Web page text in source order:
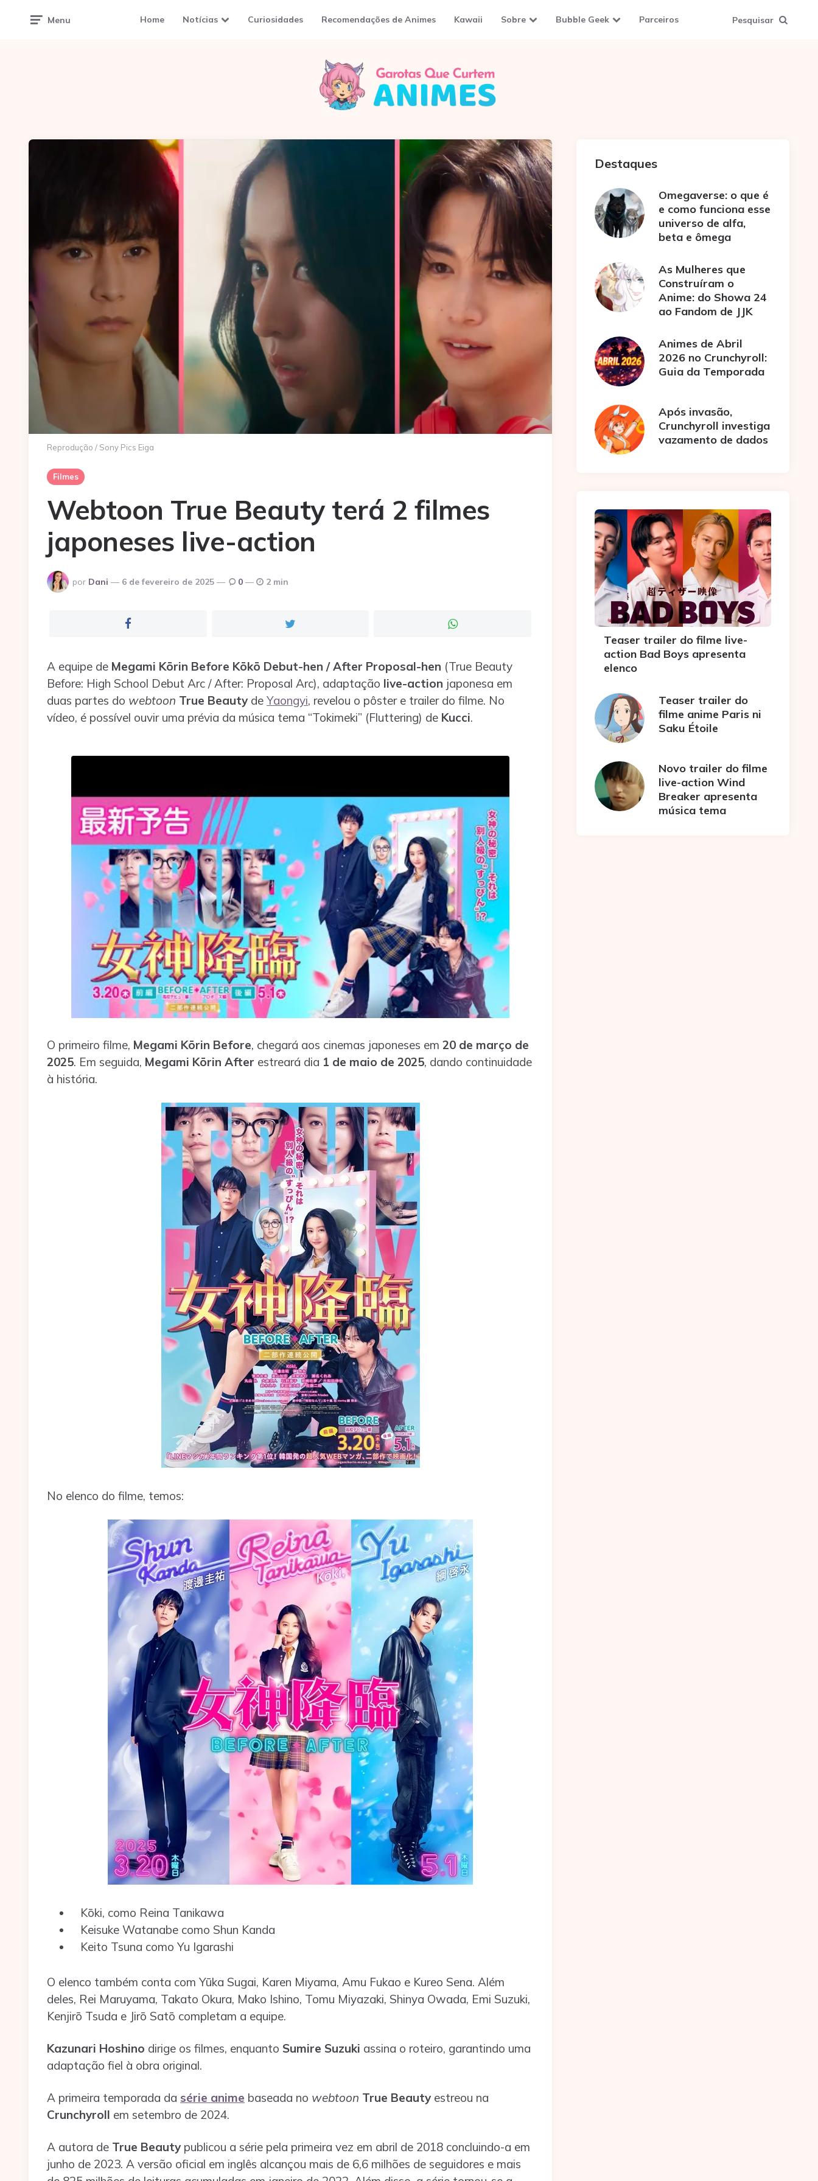
Menu Home Notícias Curiosidades Recomendações de Animes Kawaii Sobre Bubble Geek Parceiros Pesquisar
Reprodução / Sony Pics Eiga
Filmes
Webtoon True Beauty terá 2 filmes
japoneses live-action
Postado
por
por Dani 6 de fevereiro de 2025 0 2 min
A equipe de Megami Kōrin Before Kōkō Debut-hen / After Proposal-hen (True Beauty
Before: High School Debut Arc / After: Proposal Arc), adaptação live-action japonesa em
duas partes do webtoon True Beautyde Yaongyi, revelou o pôster e trailer do filme. No
vídeo, é possível ouvir uma prévia da música tema “Tokimeki” (Fluttering) de Kucci.
O primeiro filme, Megami Kōrin Before, chegará aos cinemas japoneses em 20 de março de
2025. Em seguida, Megami Kōrin After estreará dia 1 de maio de 2025, dando continuidade
à história.
No elenco do filme, temos:
Kōki, como Reina Tanikawa
Keisuke Watanabe como Shun Kanda
Keito Tsuna como Yu Igarashi
O elenco também conta com Yūka Sugai, Karen Miyama, Amu Fukao e Kureo Sena. Além
deles, Rei Maruyama, Takato Okura, Mako Ishino, Tomu Miyazaki, Shinya Owada, Emi Suzuki,
Kenjirō Tsuda e Jirō Satō completam a equipe.
Kazunari Hoshino dirige os filmes, enquanto Sumire Suzuki assina o roteiro, garantindo uma
adaptação fiel à obra original.
A primeira temporada da série anime baseada no webtoon True Beautyestreou na
Crunchyroll em setembro de 2024.
A autora de True Beautypublicou a série pela primeira vez em abril de 2018 concluindo-a em
junho de 2023. A versão oficial em inglês alcançou mais de 6,6 milhões de seguidores e mais
Destaques
Omegaverse: o que é
e como funciona esse
universo de alfa,
beta e ômega
As Mulheres que
Construíram o
Anime: do Showa 24
ao Fandom de JJK
Animes de Abril
2026 no Crunchyroll:
Guia da Temporada
Após invasão,
Crunchyroll investiga
vazamento de dados
Teaser trailer do filme live-
action Bad Boys apresenta
elenco
Teaser trailer do
filme anime Paris ni
Saku Étoile
Novo trailer do filme
live-action Wind
Breaker apresenta
música tema